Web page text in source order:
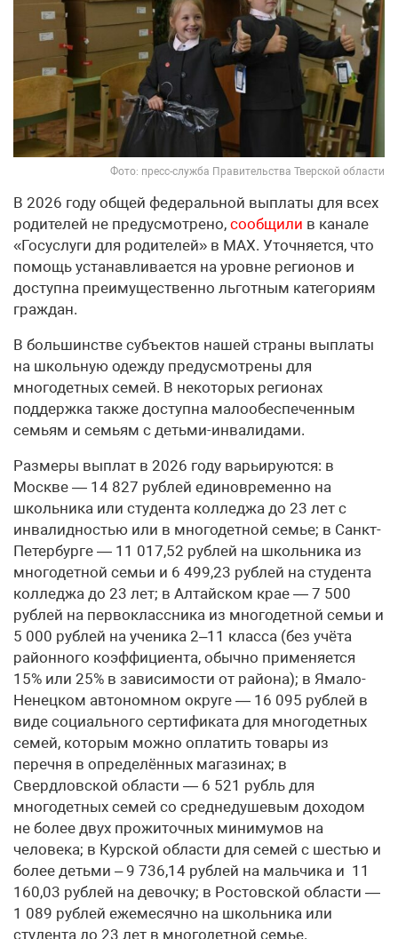
Фото: пресс-служба Правительства Тверской области
В 2026 году общей федеральной выплаты для всех
родителей не предусмотрено, сообщили в канале
«Госуслуги для родителей» в МАХ. Уточняется, что
помощь устанавливается на уровне регионов и
доступна преимущественно льготным категориям
граждан.
В большинстве субъектов нашей страны выплаты
на школьную одежду предусмотрены для
многодетных семей. В некоторых регионах
поддержка также доступна малообеспеченным
семьям и семьям с детьми-инвалидами.
Размеры выплат в 2026 году варьируются: в
Москве — 14 827 рублей единовременно на
школьника или студента колледжа до 23 лет с
инвалидностью или в многодетной семье; в Санкт-
Петербурге — 11 017,52 рублей на школьника из
многодетной семьи и 6 499,23 рублей на студента
колледжа до 23 лет; в Алтайском крае — 7 500
рублей на первоклассника из многодетной семьи и
5 000 рублей на ученика 2–11 класса (без учёта
районного коэффициента, обычно применяется
15% или 25% в зависимости от района); в Ямало-
Ненецком автономном округе — 16 095 рублей в
виде социального сертификата для многодетных
семей, которым можно оплатить товары из
перечня в определённых магазинах; в
Свердловской области — 6 521 рубль для
многодетных семей со среднедушевым доходом
не более двух прожиточных минимумов на
человека; в Курской области для семей с шестью и
более детьми – 9 736,14 рублей на мальчика и 11
160,03 рублей на девочку; в Ростовской области —
1 089 рублей ежемесячно на школьника или
студента до 23 лет в многодетной семье.